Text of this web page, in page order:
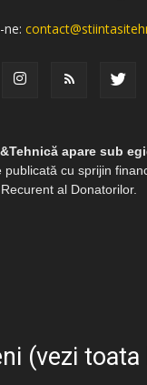
ne:
apare sub
cu sprijin
Recurent al Donatorilor.
(vezi toata